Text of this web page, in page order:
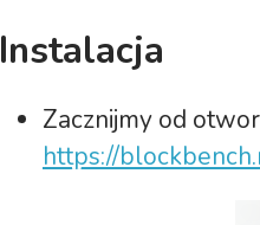
Instalacja
Zacznijmy od
https://